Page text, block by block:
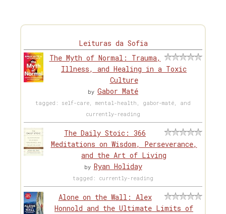
Leituras da Sofia
The Myth of Normal: Trauma,
Illness, and Healing in a Toxic
Culture
by Gabor Maté
tagged: self-care, mental-health, gabor-maté, and
currently-reading
The Daily Stoic: 366
Meditations on Wisdom, Perseverance,
and the Art of Living
by Ryan Holiday
tagged: currently-reading
Alone on the Wall: Alex
Honnold and the Ultimate Limits of